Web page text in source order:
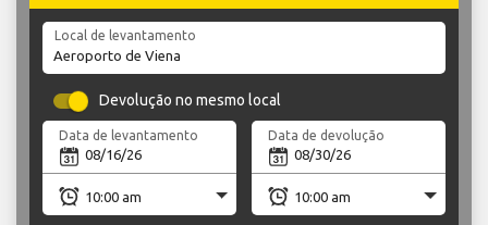
Local de levantamento
Devolução no mesmo local
Data de levantamento Data de devolução